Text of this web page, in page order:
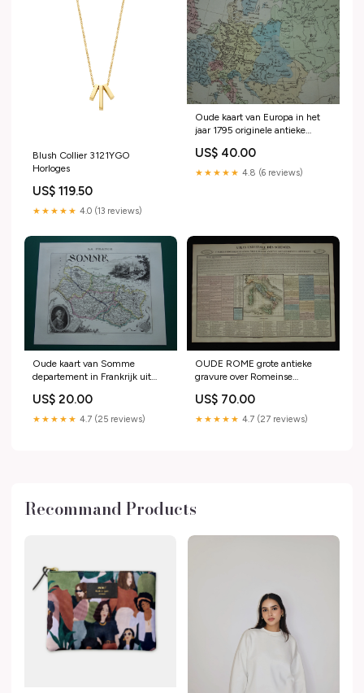
Blush Collier 3121YGO
Horloges
US$ 119.50
★★★★★ 4.0 (13 reviews)
Oude kaart van Europa in het
jaar 1795 originele antieke
Polen geschiedeniskaart
Byzantium
US$ 40.00
★★★★★ 4.8 (6 reviews)
Oude kaart van Somme
departement in Frankrijk uit
handgekleurde landkaart
Ameins Abbeville Boekarest
US$ 20.00
★★★★★ 4.7 (25 reviews)
OUDE ROME grote antieke
gravure over Romeinse
oude kaart van GItalië -
Historische Geschiedeniskaart
US$ 70.00
★★★★★ 4.7 (27 reviews)
Recommand Products